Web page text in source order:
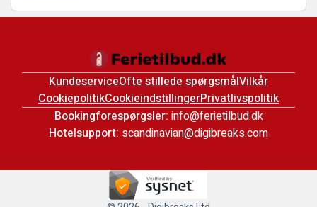
KundeserviceOfte stillede spørgsmålVilkår
CookiepolitikCookieindstillingerPrivatlivspolitik
Bookingforespørgsler: info@ferietilbud.dk
Hotelsupport: scandinavian@digibreaks.com